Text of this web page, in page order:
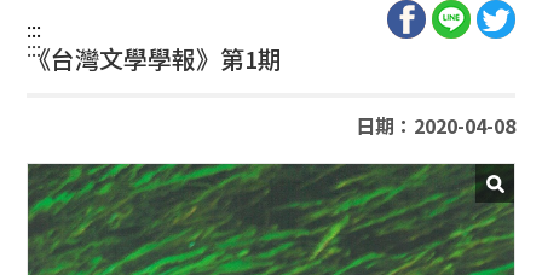
:::
:::
《台灣文學學報》第1期
日期：2020-04-08